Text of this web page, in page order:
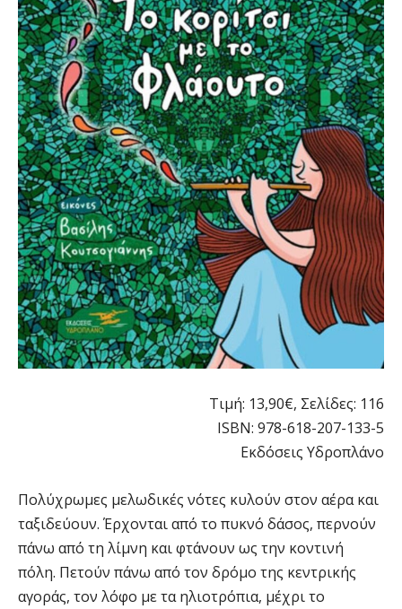
Τιμή: 13,90€, Σελίδες: 116
ISBN: 978-618-207-133-5
Εκδόσεις Υδροπλάνο
Πολύχρωμες μελωδικές νότες κυλούν στον αέρα και
ταξιδεύουν. Έρχονται από το πυκνό δάσος, περνούν
πάνω από τη λίμνη και φτάνουν ως την κοντινή
πόλη. Πετούν πάνω από τον δρόμο της κεντρικής
αγοράς, τον λόφο με τα ηλιοτρόπια, μέχρι το